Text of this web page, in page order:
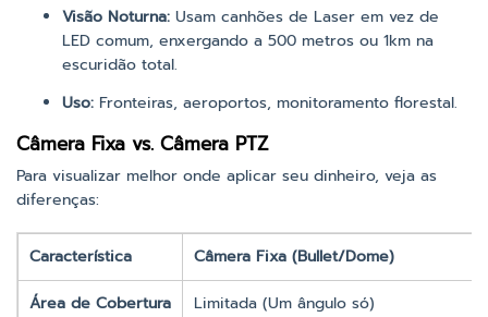
Visão Noturna: Usam canhões de Laser em vez de
LED comum, enxergando a 500 metros ou 1km na
escuridão total.
Uso: Fronteiras, aeroportos, monitoramento florestal.
Câmera Fixa vs. Câmera PTZ
Para visualizar melhor onde aplicar seu dinheiro, veja as
diferenças:
Característica Câmera Fixa (Bullet/Dome)
Área de Cobertura Limitada (Um ângulo só)